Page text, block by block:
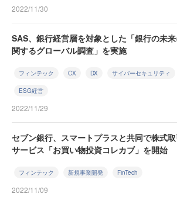
2022/11/30
SAS、銀行経営層を対象とした「銀行の未
関するグローバル調査」を実施
フィンテック CX DX サイバーセキュリティ
ESG経営
2022/11/29
セブン銀行、スマートプラスと共同で株式取
サービス「お買い物投資コレカブ」を開始
フィンテック 新規事業開発 FinTech
2022/11/09